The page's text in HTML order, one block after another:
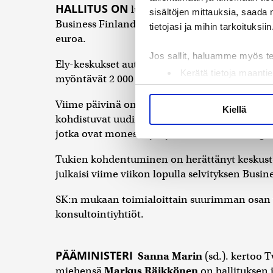
sisältöjen mittauksia, saada
tietojasi ja mihin tarkoituksiin.
Jos sallit, haluamme myös
Kerätä tietoja
Tunnistaa laitteesi
Lue lisää siitä, miten
ja kävijämäärämme
kumppaneillemme tietoja
olet antanut heille tai joita
Kiellä
HALLITUS ON luvannut yrityksille suoraa
Business Finlandin osuus on 800 miljoonaa,
euroa.
Ely-keskukset auttavat alle viiden hengen
myöntävät 2 000 euron avustuksia
Viime päivinä on arvosteltu sitä, että ely-
kohdistuvat uudistamishankkeisiin eivätkä
jotka ovat monessa yrityksessä akuutein
Tukien kohdentuminen on herättänyt
julkaisi viime viikon lopulla selvityksen
SK:n mukaan toimialoittain suurimman
konsultointiyhtiöt.
PÄÄMINISTERI Sanna Marin (sd.). kertoo